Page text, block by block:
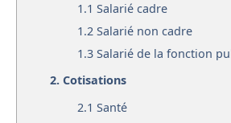
1.1 Salarié cadre
1.2 Salarié non cadre
1.3 Salarié de la fonction
2. Cotisations
2.1 Santé